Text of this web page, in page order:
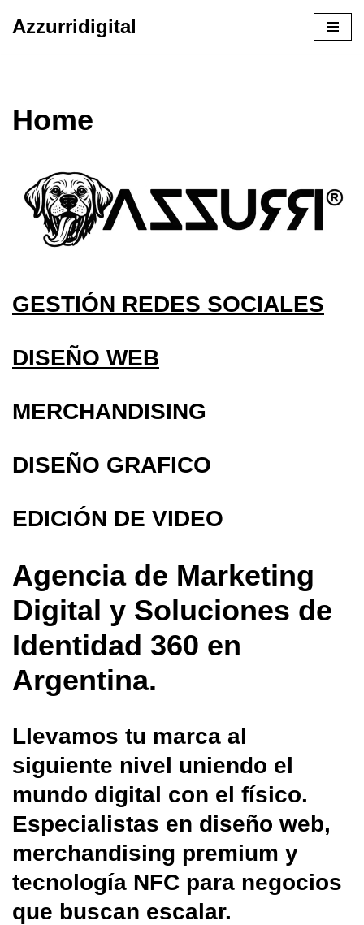
Azzurridigital
Home
GESTIÓN REDES SOCIALES
DISEÑO WEB
MERCHANDISING
DISEÑO GRAFICO
EDICIÓN DE VIDEO
Agencia de Marketing
Digital y Soluciones de
Identidad 360 en
Argentina.
Llevamos tu marca al
siguiente nivel uniendo el
mundo digital con el físico.
Especialistas en diseño web,
merchandising premium y
tecnología NFC para negocios
que buscan escalar.